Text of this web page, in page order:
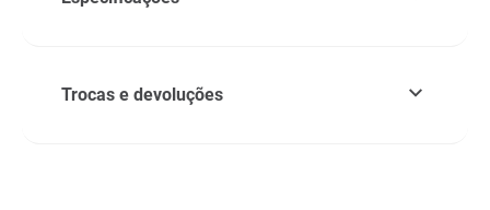
Trocas e devoluções